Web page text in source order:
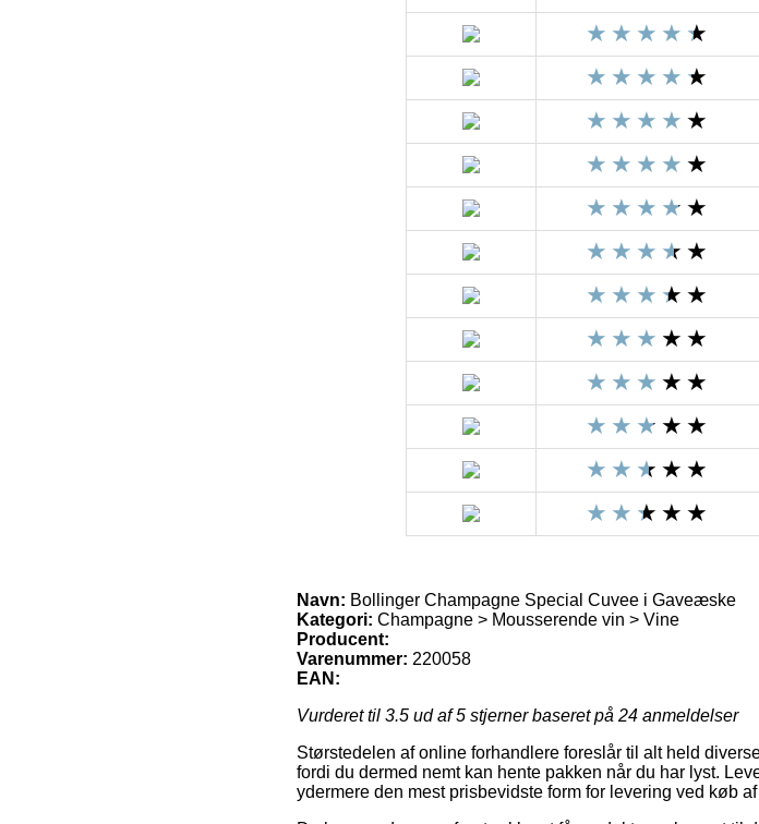
Navn: Bollinger Champagne Special Cuvee i Gaveæske
Kategori: Champagne > Mousserende vin > Vine
Producent:
Varenummer: 220058
EAN:
Vurderet til 3.5 ud af 5 stjerner baseret på 24 anmeldelser
Størstedelen af online forhandlere foreslår til alt held
fordi du dermed nemt kan hente pakken når du har lyst.
ydermere den mest prisbevidste form for levering ved køb